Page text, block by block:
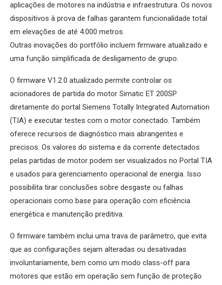
aplicações de motores na indústria e infraestrutura. Os novos
dispositivos à prova de falhas garantem funcionalidade total
em elevações de até 4.000 metros.
Outras inovações do portfólio incluem firmware atualizado e
uma função simplificada de desligamento de grupo.
O firmware V1.2.0 atualizado permite controlar os
acionadores de partida do motor Simatic ET 200SP
diretamente do portal Siemens Totally Integrated Automation
(TIA) e executar testes com o motor conectado. Também
oferece recursos de diagnóstico mais abrangentes e
precisos. Os valores do sistema e da corrente detectados
pelas partidas de motor podem ser visualizados no Portal TIA
e usados para gerenciamento operacional de energia. Isso
possibilita tirar conclusões sobre desgaste ou falhas
operacionais como base para operação com eficiência
energética e manutenção preditiva.
O firmware também inclui uma trava de parâmetro, que evita
que as configurações sejam alteradas ou desativadas
involuntariamente, bem como um modo class-off para
motores que estão em operação sem função de proteção